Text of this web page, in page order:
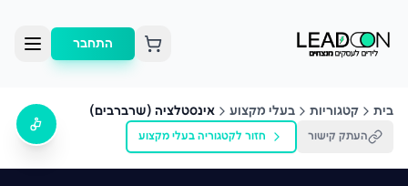
התחבר
בית קטגוריות בעלי מקצוע אינסטלציה (שרברבים)
העתק קישור חזור לקטגוריה בעלי מקצוע